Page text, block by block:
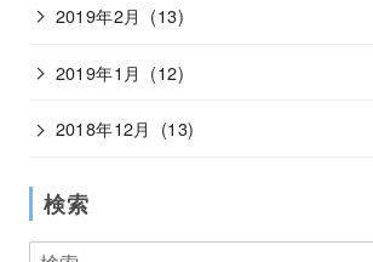
2019年2月 (13)
2019年1月 (12)
2018年12月 (13)
検索